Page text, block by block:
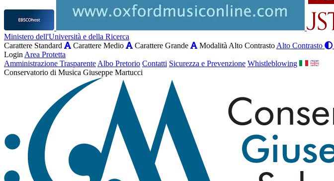
Ministero dell'Università e della Ricerca
Carattere Standard
Carattere Medio Carattere Grande Modalità Alto Contrasto Alto Contrasto
Login Area Protetta
Amministrazione Trasparente Albo Pretorio Contatti Sicurezza e Prevenzione Whistleblowing
Conservatorio di Musica Giuseppe Martucci